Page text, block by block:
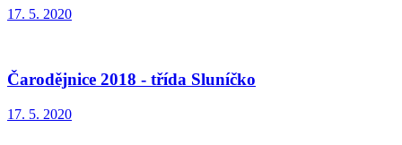
17. 5. 2020
Čarodějnice 2018 - třída Sluníčko
17. 5. 2020